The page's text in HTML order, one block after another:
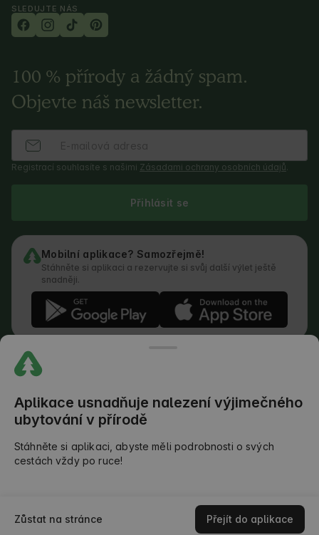
SLEDUJTE NÁS
100 % přírody a žádný spam.
Objevte náš newsletter.
Registrací souhlasíte s našimi Zásadami ochrany osobních údajů.
Přihlásit se
Mobilní aplikace? Samozřejmě!
Stáhněte si aplikaci a rezervujte si svůj další výlet ještě
snadněji.
© 2026 AlohaCamp. Všechna práva vyhrazena.
Zásady používání cookies
Zásady přidávání recenzí
Zkontrolujte dostupnost
Aplikace usnadňuje nalezení výjimečného
ubytování v přírodě
Stáhněte si aplikaci, abyste měli podrobnosti o svých
cestách vždy po ruce!
Zůstat na stránce Přejít do aplikace